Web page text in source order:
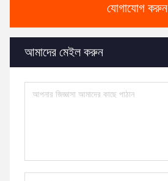
যোগাযোগ করুন
আমাদের মেইল ​​করুন